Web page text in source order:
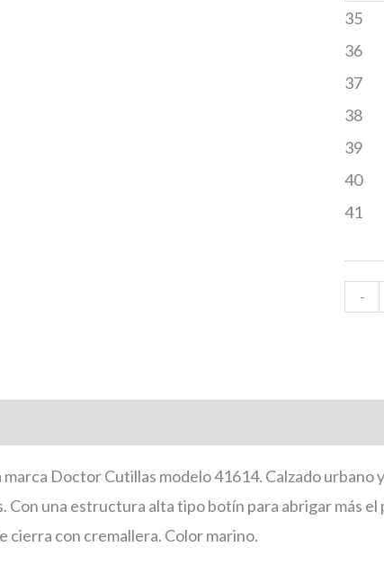
35
36
37
38
39
40
41
-
Doctor Cutillas modelo 41614. Calzado urbano
Con una estructura alta tipo botín para abrigar más
cierra con cremallera. Color marino.